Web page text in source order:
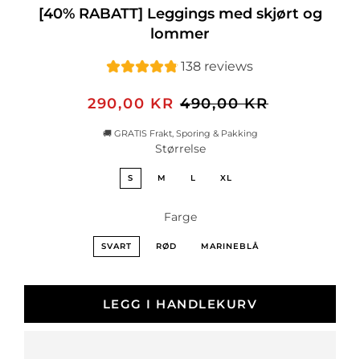
[40% RABATT] Leggings med skjørt og
lommer
138 reviews
290,00 KRVanlig
490,00 KR
🚚 GRATIS Frakt, Sporing & Pakking
Størrelse
S M L XL
Farge
SVART RØD MARINEBLÅ
LEGG I HANDLEKURV